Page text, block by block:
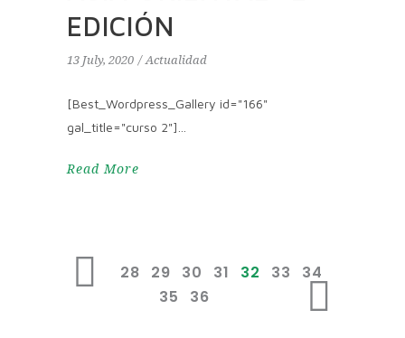
EDICIÓN
13 July, 2020 Actualidad
[Best_Wordpress_Gallery id="166"
gal_title="curso 2"]
Read More
28 29 30 31 32 33
34
35
36